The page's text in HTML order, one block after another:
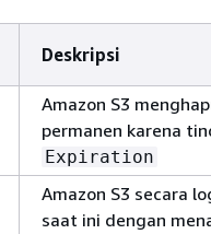
Deskripsi
Amazon S3
permanen karena
Expiration
Amazon S3 secara
saat ini dengan